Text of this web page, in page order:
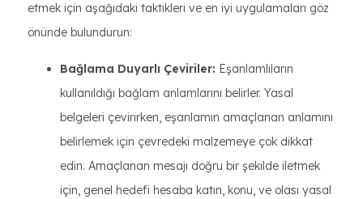
etmek için aşağıdaki taktikleri ve en iyi uygulamaları göz
önünde bulundurun:
Bağlama Duyarlı Çeviriler: Eşanlamlıların
kullanıldığı bağlam anlamlarını belirler. Yasal
belgeleri çevirirken, eşanlamın amaçlanan anlamını
belirlemek için çevredeki malzemeye çok dikkat
edin. Amaçlanan mesajı doğru bir şekilde iletmek
için, genel hedefi hesaba katın, konu, ve olası yasal